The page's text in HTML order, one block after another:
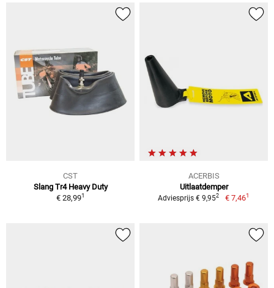
CST
Slang Tr4 Heavy Duty
€ 28,991
ACERBIS
Uitlaatdemper
Adviesprijs € 9,952 € 7,461